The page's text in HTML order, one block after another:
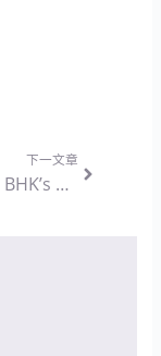
下一文章
開發心得：BHK’s 紅萃蔓越莓益生菌錠 — 突破吸收限制的腸溶技術與私密生態平衡設計思維